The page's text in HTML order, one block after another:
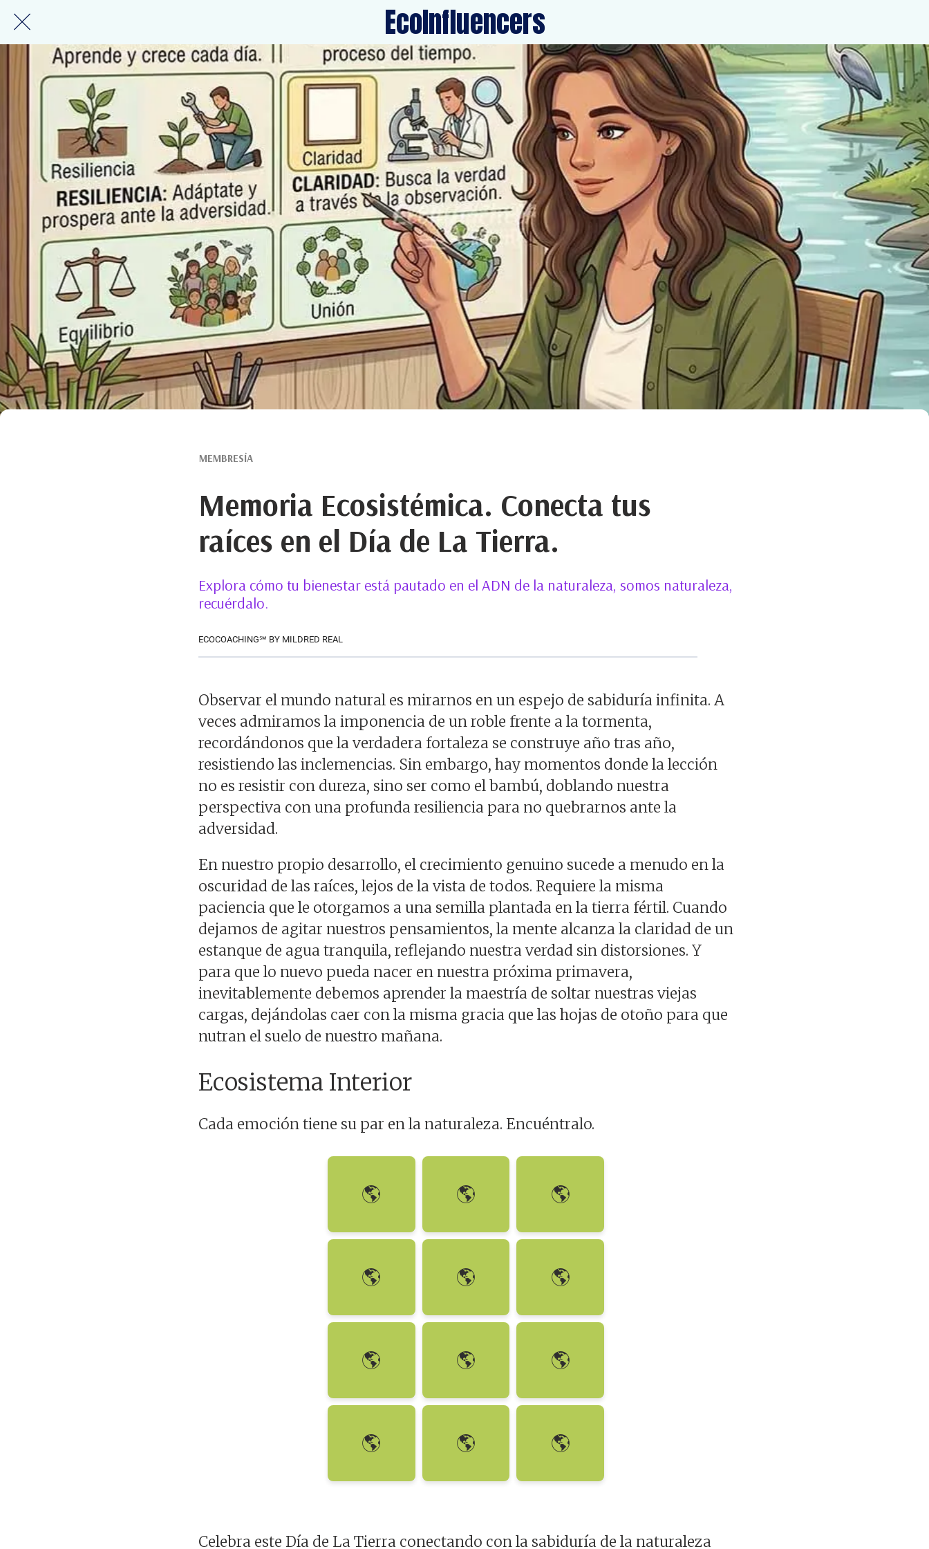
EcoInfluencers
MEMBRESÍA
Memoria Ecosistémica. Conecta tus
raíces en el Día de La Tierra.
Explora cómo tu bienestar está pautado en el ADN de la naturaleza, somos naturaleza,
recuérdalo.
ECOCOACHING℠ BY MILDRED REAL
Observar el mundo natural es mirarnos en un espejo de sabiduría infinita. A
veces admiramos la imponencia de un roble frente a la tormenta,
recordándonos que la verdadera fortaleza se construye año tras año,
resistiendo las inclemencias. Sin embargo, hay momentos donde la lección
no es resistir con dureza, sino ser como el bambú, doblando nuestra
perspectiva con una profunda resiliencia para no quebrarnos ante la
adversidad.
En nuestro propio desarrollo, el crecimiento genuino sucede a menudo en la
oscuridad de las raíces, lejos de la vista de todos. Requiere la misma
paciencia que le otorgamos a una semilla plantada en la tierra fértil. Cuando
dejamos de agitar nuestros pensamientos, la mente alcanza la claridad de un
estanque de agua tranquila, reflejando nuestra verdad sin distorsiones. Y
para que lo nuevo pueda nacer en nuestra próxima primavera,
inevitablemente debemos aprender la maestría de soltar nuestras viejas
cargas, dejándolas caer con la misma gracia que las hojas de otoño para que
nutran el suelo de nuestro mañana.
Ecosistema Interior
Cada emoción tiene su par en la naturaleza. Encuéntralo.
🌎
La Semilla 🌎
Las Raíces 🌎
Fortaleza
🌎
Paciencia 🌎
Crecimiento 🌎
Claridad
🌎
Agua Tranquila 🌎
Hojas de Otoño 🌎
Resiliencia
🌎
Soltar 🌎
El Bambú 🌎
El Roble
Celebra este Día de La Tierra conectando con la sabiduría de la naturaleza